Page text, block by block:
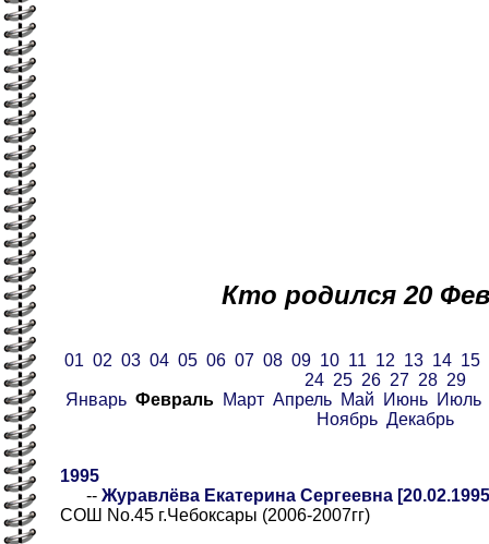
Кто родился 20
01 02 03 04 05 06 07 08 09 10 11 12 13 14 15
24 25 26 27 28 29
Январь Февраль Март Апрель Май Июнь
Июль
Ноябрь Декабрь
1995
-- Журавлёва Екатерина Сергеевна
СОШ No.45 г.Чебоксары (2006-2007гг)